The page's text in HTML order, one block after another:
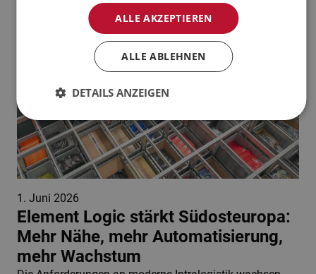
1. Juni 2026
Element Logic stärkt Südosteuropa:
Mehr Nähe, mehr Automatisierung,
mehr Wachstum
DANISH
POLISH
ITALIAN
ENGLISH
ALLE AKZEPTIEREN
ALLE ABLEHNEN
DETAILS ANZEIGEN